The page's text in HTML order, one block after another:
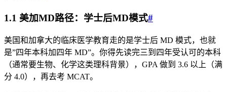
1.1 美加MD路径：学士后MD模式#
美国和加拿大的临床医学教育走的是学士后 MD 模式，也就
是”四年本科加四年 MD”。你得先读完三到四年受认可的本科
（通常要生物、化学这类理科背景），GPA 做到 3.6 以上（满
分 4.0），再去考 MCAT。